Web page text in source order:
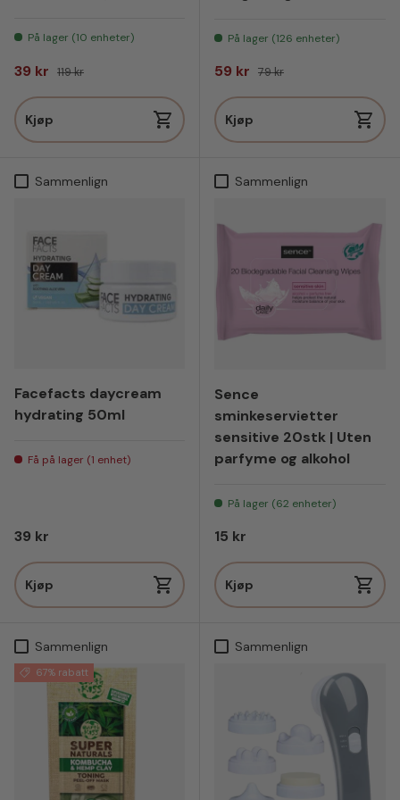
På lager (10 enheter)
Salgspris
39 kr Vanlig pris
119 kr
Kjøp
På lager (126 enheter)
Salgspris
59 kr Vanlig pris
79 kr
Kjøp
Sammenlign
Facefacts daycream
hydrating 50ml
Få på lager (1 enhet)
Vanlig pris
39 kr
Kjøp
Sammenlign
Sence
sminkeservietter
sensitive 20stk | Uten
parfyme og alkohol
På lager (62 enheter)
Vanlig pris
15 kr
Kjøp
Sammenlign
67% rabatt
Sammenlign